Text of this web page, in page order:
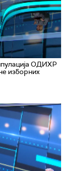
ОДИХР
изборних